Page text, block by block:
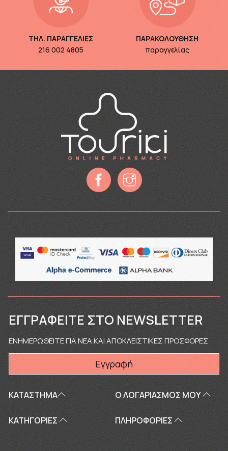
ΤΗΛ. ΠΑΡΑΓΓΕΛΙΕΣ
216 002 4805
ΠΑΡΑΚΟΛΟΥΘΗΣΗ
παραγγελίας
ΚΑΤΑΣΤΗΜΑ Ο ΛΟΓΑΡΙΑΣΜΌΣ ΜΟΥ
ΚΑΤΗΓΟΡΙΕΣ ΠΛΗΡΟΦΟΡΊΕΣ
ΕΓΓΡΑΦΕΊΤΕ ΣΤΟ NEWSLETTER
ΕΝΗΜΕΡΩΘΕΙΤΕ ΓΙΑ ΝΕΑ ΚΑΙ ΑΠΟΚΛΕΙΣΤΙΚΕΣ ΠΡΟΣΦΟΡΕΣ
Εγγραφή